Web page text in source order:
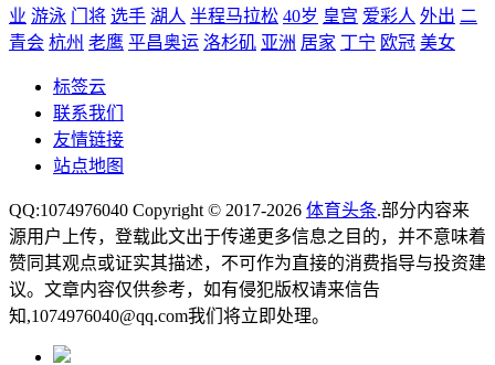
业 游泳 门将 选手 湖人 半程马拉松 40岁 皇宫 爱彩人 外出 二
青会 杭州 老鹰 平昌奥运 洛杉矶 亚洲 居家 丁宁 欧冠 美女
标签云
联系我们
友情链接
站点地图
QQ:1074976040 Copyright © 2017-2026 体育头条.部分内容来
源用户上传，登载此文出于传递更多信息之目的，并不意味着
赞同其观点或证实其描述，不可作为直接的消费指导与投资建
议。文章内容仅供参考，如有侵犯版权请来信告
知,1074976040@qq.com我们将立即处理。